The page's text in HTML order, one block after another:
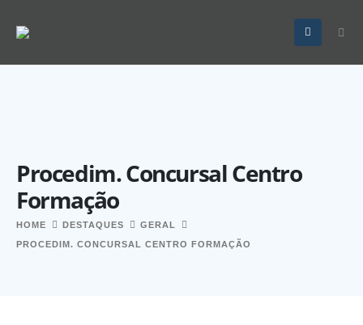
Procedim. Concursal Centro
Formação
HOME DESTAQUES
GERAL
PROCEDIM. CONCURSAL CENTRO FORMAÇÃO